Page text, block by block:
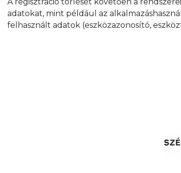
adatokat, mint például az
felhasznált adatok (eszközazonosító,